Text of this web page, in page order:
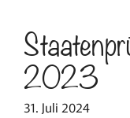
2023
31. Juli 2024